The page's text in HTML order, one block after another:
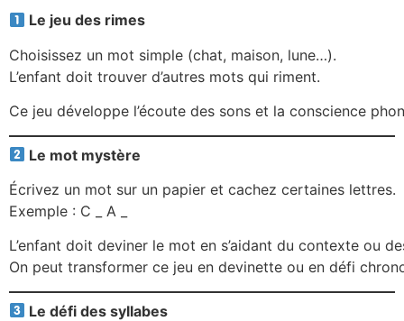
Le jeu des rimes
Choisissez un mot simple (chat, maison, lune…).
L’enfant doit trouver d’autres mots qui riment.
Ce jeu développe l’écoute des sons et la conscience
Le mot mystère
Écrivez un mot sur un papier et cachez certaines lettres.
Exemple : C _ A _
L’enfant doit deviner le mot en s’aidant du contexte ou
On peut transformer ce jeu en devinette ou en défi
Le défi des syllabes